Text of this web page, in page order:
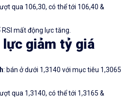
qua 106,30, có thể tới 106,40 &
RSI mất động lực tăng.
lực giảm tỷ giá
: bán ở dưới 1,3140 với mục tiêu 1,3065
qua 1,3140, có thể tới 1,3165 &